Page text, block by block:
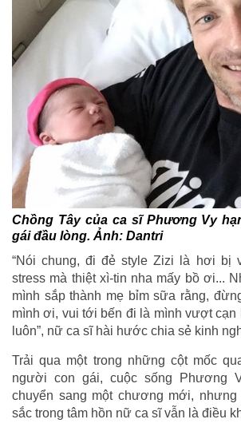
Chồng Tây của ca sĩ Phương Vy
gái đầu lòng. Ảnh: Dantri
“Nói chung, đi đẻ style Zizi là hơi bị
stress mà thiệt xì-tin nha mấy bồ ơi...
mình sắp thành mẹ bỉm sữa rằng,
mình ơi, vui tới bến đi là mình vượt cạn
luôn”, nữ ca sĩ hài hước chia sẻ kinh
Trải qua một trong những cột mốc
người con gái, cuộc sống Phương
chuyển sang một chương mới,
sắc trong tâm hồn nữ ca sĩ vẫn là điều